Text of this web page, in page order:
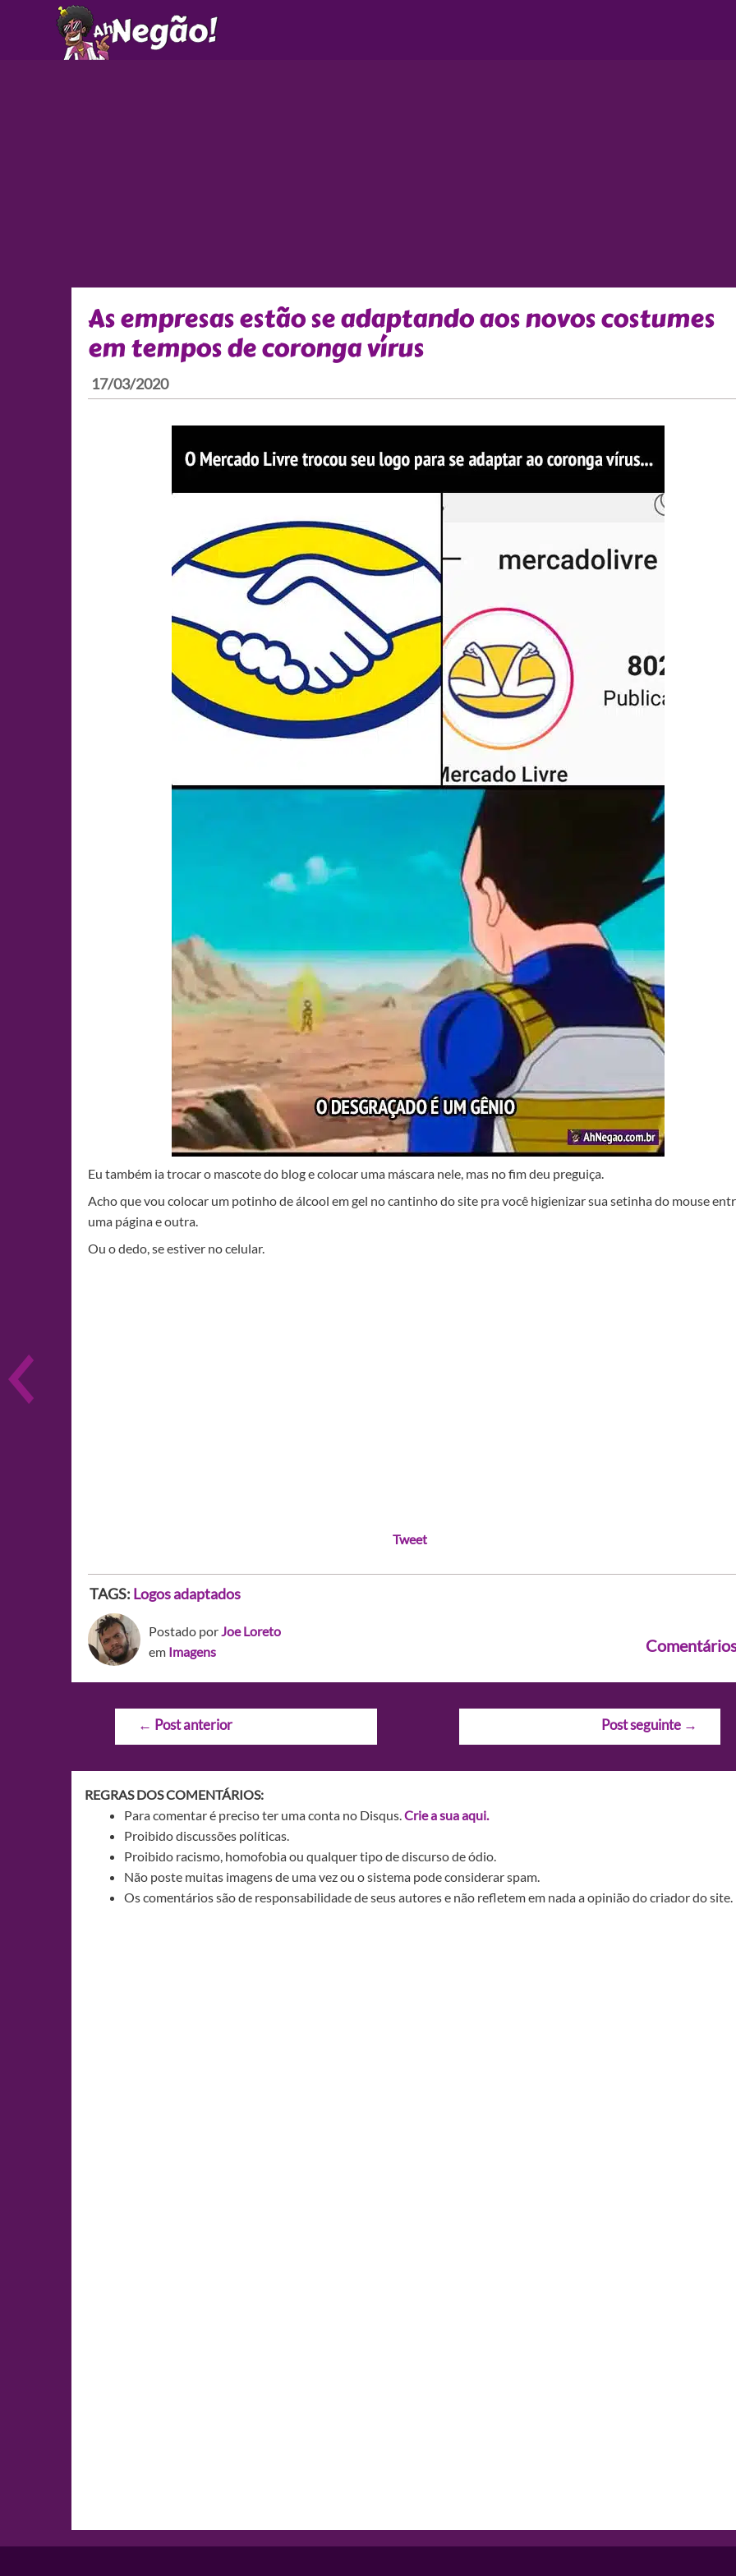
As empresas estão se adaptando aos novos costumes
em tempos de coronga vírus
17/03/2020
Eu também ia trocar o mascote do blog e colocar uma máscara nele, mas no fim deu preguiça.
Acho que vou colocar um potinho de álcool em gel no cantinho do site pra você higienizar sua setinha do mouse
uma página e outra.
Ou o dedo, se estiver no celular.
Tweet
TAGS: Logos adaptados
Postado porJoe Loreto
em Imagens
Navegação
← Post anterior Post seguinte →
REGRAS DOS COMENTÁRIOS:
Para comentar é preciso ter uma conta no Disqus.Crie a sua aqui.
Proibido discussões políticas.
Proibido racismo, homofobia ou qualquer tipo de discurso de ódio.
Não poste muitas imagens de uma vez ou o sistema pode considerar spam.
Os comentários são de responsabilidade de seus autores e não refletem em nada a opinião do criador do site.